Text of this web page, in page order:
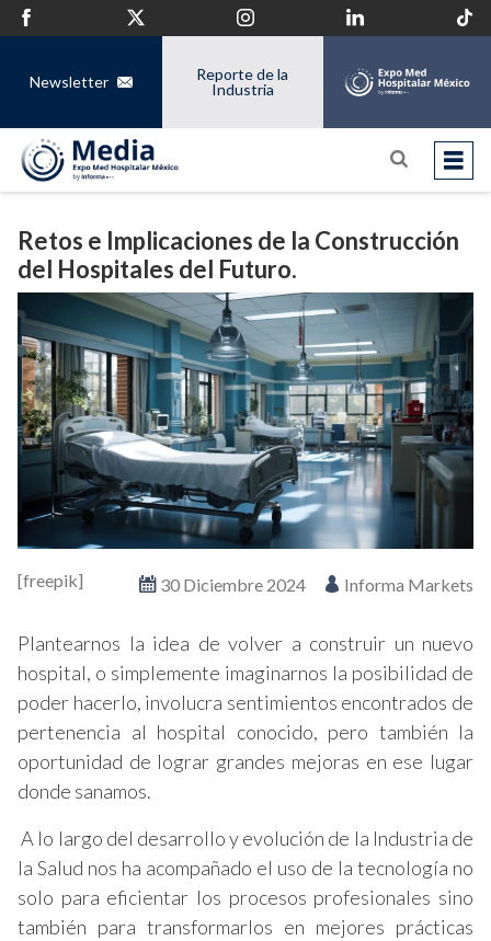
Newsletter
Reporte de la
Industria
Retos e Implicaciones de la Construcción
del Hospitales del Futuro.
30 Diciembre 2024 Informa Markets
[freepik]
Plantearnos la idea de volver a construir un nuevo
hospital, o simplemente imaginarnos la posibilidad de
poder hacerlo, involucra sentimientos encontrados de
pertenencia al hospital conocido, pero también la
oportunidad de lograr grandes mejoras en ese lugar
donde sanamos.
A lo largo del desarrollo y evolución de la Industria de
la Salud nos ha acompañado el uso de la tecnología no
solo para eficientar los procesos profesionales sino
también para transformarlos en mejores prácticas